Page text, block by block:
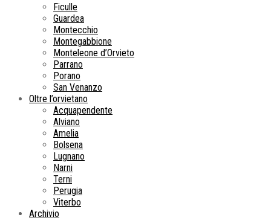
Ficulle
Guardea
Montecchio
Montegabbione
Monteleone d’Orvieto
Parrano
Porano
San Venanzo
Oltre l’orvietano
Acquapendente
Alviano
Amelia
Bolsena
Lugnano
Narni
Terni
Perugia
Viterbo
Archivio